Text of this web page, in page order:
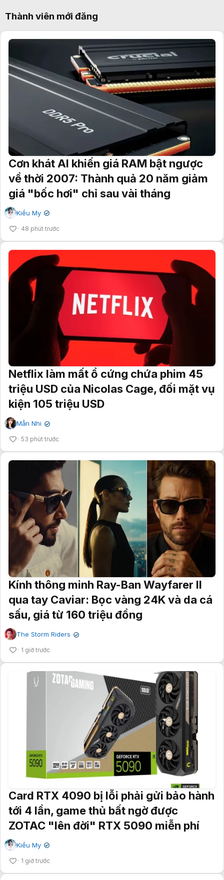
Thành viên mới đăng
Cơn khát AI khiến giá RAM bật ngược
về thời 2007: Thành quả 20 năm giảm
giá "bốc hơi" chỉ sau vài tháng
Kiều My ✔
48 phút trước
Netflix làm mất ổ cứng chứa phim 45
triệu USD của Nicolas Cage, đối mặt vụ
kiện 105 triệu USD
Mẫn Nhi ✔
53 phút trước
Kính thông minh Ray-Ban Wayfarer II
qua tay Caviar: Bọc vàng 24K và da cá
sấu, giá từ 160 triệu đồng
The Storm Riders ✔
1 giờ trước
Card RTX 4090 bị lỗi phải gửi bảo hành
tới 4 lần, game thủ bất ngờ được
ZOTAC "lên đời" RTX 5090 miễn phí
Kiều My ✔
1 giờ trước